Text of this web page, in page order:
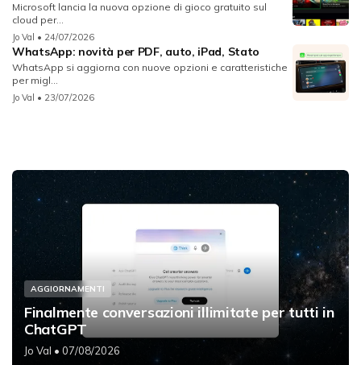
Microsoft lancia la nuova opzione di gioco gratuito sul
cloud per...
Jo Val • 24/07/2026
WhatsApp: novità per PDF, auto, iPad, Stato
WhatsApp si aggiorna con nuove opzioni e caratteristiche
per migl...
Jo Val • 23/07/2026
AGGIORNAMENTI
Finalmente conversazioni illimitate per tutti in
ChatGPT
Jo Val • 07/08/2026